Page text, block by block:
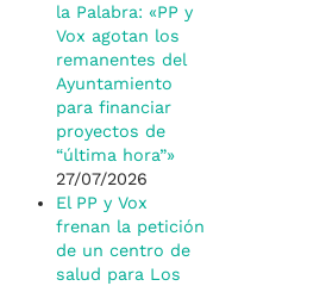
la Palabra: «PP y
Vox agotan los
remanentes del
Ayuntamiento
para financiar
proyectos de
“última hora”»
27/07/2026
El PP y Vox
frenan la petición
de un centro de
salud para Los